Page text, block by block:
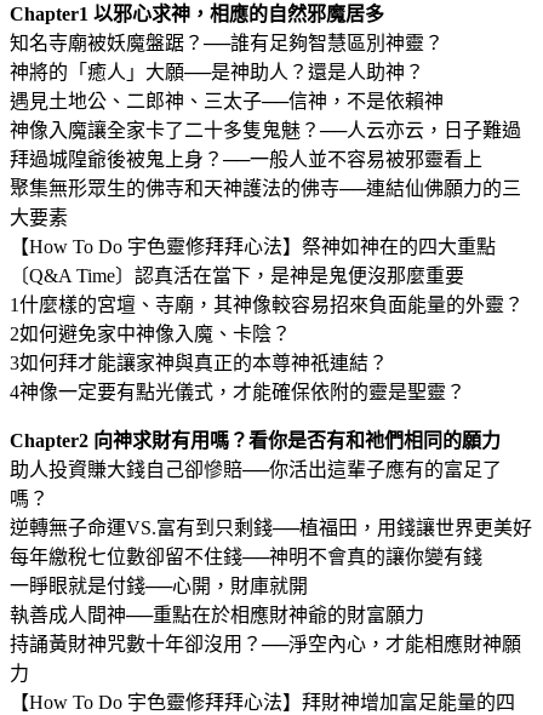
Chapter1 以邪心求神，相應的自然邪魔居多
知名寺廟被妖魔盤踞？──誰有足夠智慧區別神靈？
神將的「癒人」大願──是神助人？還是人助神？
遇見土地公、二郎神、三太子──信神，不是依賴神
神像入魔讓全家卡了二十多隻鬼魅？──人云亦云，日子難過
拜過城隍爺後被鬼上身？──一般人並不容易被邪靈看上
聚集無形眾生的佛寺和天神護法的佛寺──連結仙佛願力的三
大要素
【How To Do 宇色靈修拜拜心法】祭神如神在的四大重點
〔Q&A Time〕認真活在當下，是神是鬼便沒那麼重要
1什麼樣的宮壇、寺廟，其神像較容易招來負面能量的外靈？
2如何避免家中神像入魔、卡陰？
3如何拜才能讓家神與真正的本尊神祇連結？
4神像一定要有點光儀式，才能確保依附的靈是聖靈？
Chapter2 向神求財有用嗎？看你是否有和祂們相同的願力
助人投資賺大錢自己卻慘賠──你活出這輩子應有的富足了
嗎？
逆轉無子命運VS.富有到只剩錢──植福田，用錢讓世界更美好
每年繳稅七位數卻留不住錢──神明不會真的讓你變有錢
一睜眼就是付錢──心開，財庫就開
執善成人間神──重點在於相應財神爺的財富願力
持誦黃財神咒數十年卻沒用？──淨空內心，才能相應財神願
力
【How To Do 宇色靈修拜拜心法】拜財神增加富足能量的四